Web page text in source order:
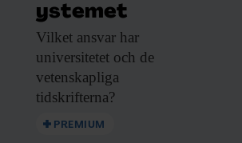
ystemet
Vilket ansvar har
universitetet och de
vetenskapliga
tidskrifterna?
PREMIUM